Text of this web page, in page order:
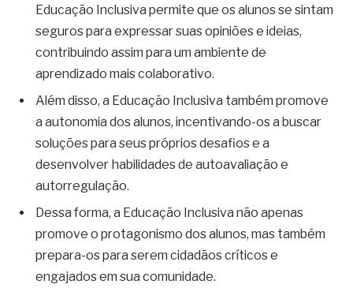
Educação Inclusiva permite que os alunos se sintam
seguros para expressar suas opiniões e ideias,
contribuindo assim para um ambiente de
aprendizado mais colaborativo.
Além disso, a Educação Inclusiva também promove
a autonomia dos alunos, incentivando-os a buscar
soluções para seus próprios desafios e a
desenvolver habilidades de autoavaliação e
autorregulação.
Dessa forma, a Educação Inclusiva não apenas
promove o protagonismo dos alunos, mas também
prepara-os para serem cidadãos críticos e
engajados em sua comunidade.